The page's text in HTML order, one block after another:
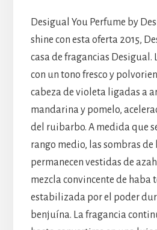
Desigual You Perfume by
shine con esta oferta 2015,
casa de fragancias Desigual.
con un tono fresco y
cabeza de violeta ligadas a
mandarina y pomelo,
del ruibarbo. A medida que
rango medio, las sombras de
permanecen vestidas de
mezcla convincente de haba
estabilizada por el poder
benjuína. La fragancia